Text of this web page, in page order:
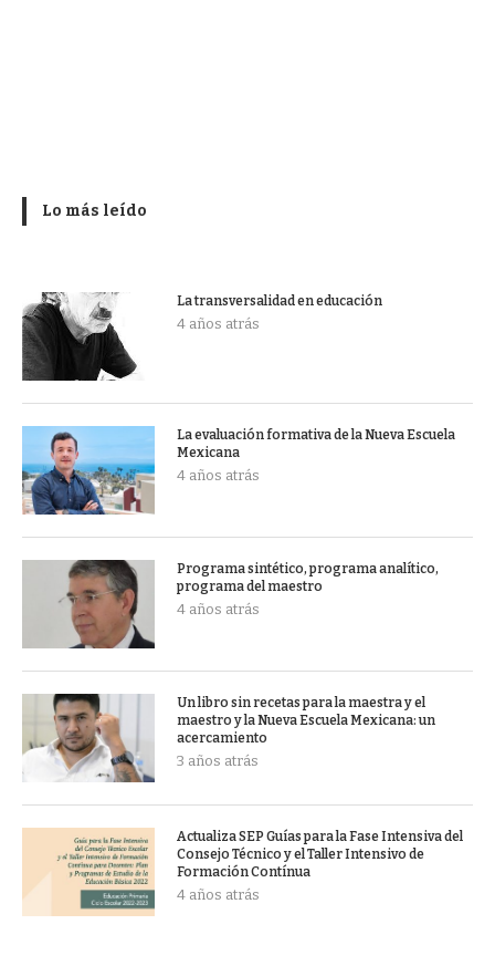
Lo más leído
La transversalidad en educación
4 años atrás
La evaluación formativa de la Nueva Escuela
Mexicana
4 años atrás
Programa sintético, programa analítico,
programa del maestro
4 años atrás
Un libro sin recetas para la maestra y el
maestro y la Nueva Escuela Mexicana: un
acercamiento
3 años atrás
Actualiza SEP Guías para la Fase Intensiva del
Consejo Técnico y el Taller Intensivo de
Formación Contínua
4 años atrás